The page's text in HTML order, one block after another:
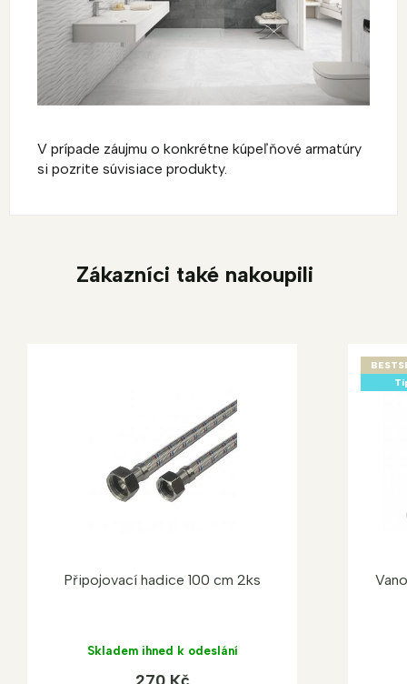
V prípade záujmu o konkrétne kúpeľňové armatúry
si pozrite súvisiace produkty.
Zákazníci také nakoupili
Připojovací hadice 100 cm 2ks
Skladem ihned k odeslání